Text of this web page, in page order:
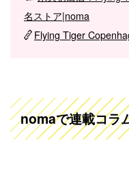
名ストア|noma
Flying Tiger
nomaで連載コラ